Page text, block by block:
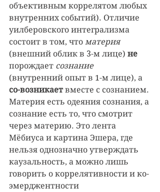
объективным коррелятом любых
внутренних событий). Отличие
уилберовского интегрализма
состоит в том, что материя
(внешний облик в 3-м лице) не
порождает сознание
(внутренний опыт в 1-м лице), а
со-возникает вместе с сознанием.
Материя есть одеяния сознания, а
сознание есть то, что смотрит
через материю. Это лента
Мёбиуса и картина Эшера, где
нельзя однозначно утверждать
каузальность, а можно лишь
говорить о коррелятивности и ко-
эмерджентности